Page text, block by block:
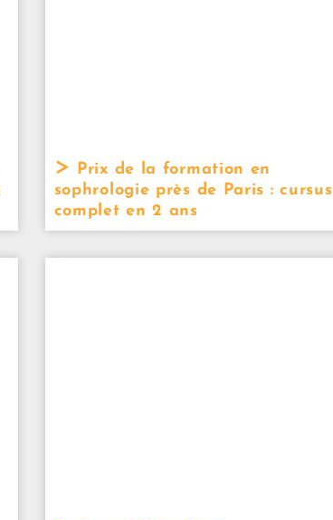
Prix de la formation en
sophrologie près de Paris : cursus
complet en 2 ans